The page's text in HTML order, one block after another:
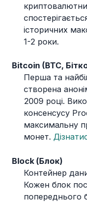
історичних
1-2 роки.
Bitcoin (BTC,
Перша та
створена
2009 році.
консенсусу
максимальну
монет.
Block (Блок)
Контейнер
Кожен блок
попереднього